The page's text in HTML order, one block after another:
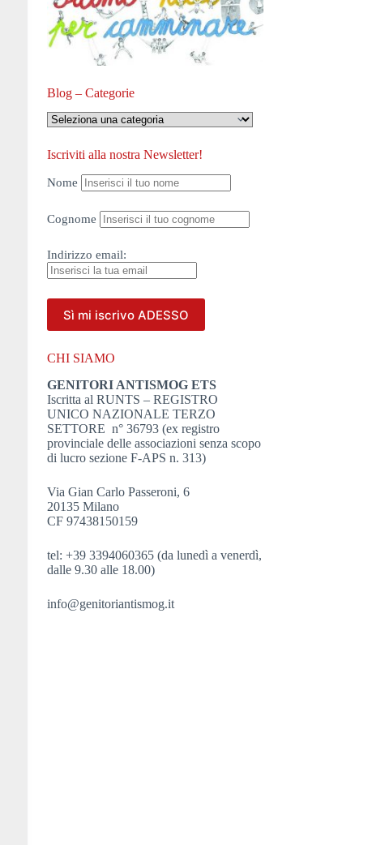
Blog – Categorie
Blog
–
Iscriviti alla nostra Newsletter!
Nome
Cognome
Indirizzo email:
CHI SIAMO
GENITORI ANTISMOG ETS
Iscritta al RUNTS – REGISTRO
UNICO NAZIONALE TERZO
SETTORE n° 36793 (ex registro
provinciale delle associazioni senza scopo
di lucro sezione F-APS n. 313)
Via Gian Carlo Passeroni, 6
20135 Milano
CF 97438150159
tel: +39 3394060365 (da lunedì a venerdì,
dalle 9.30 alle 18.00)
info@genitoriantismog.it